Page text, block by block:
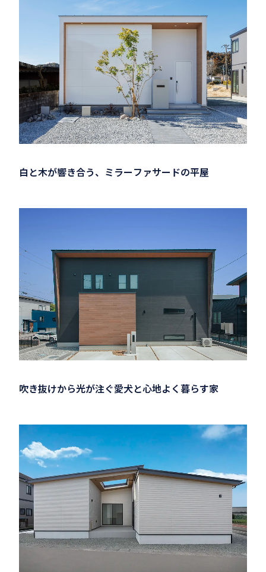
白と木が響き合う、ミラーファサードの平屋
吹き抜けから光が注ぐ愛犬と心地よく暮らす家